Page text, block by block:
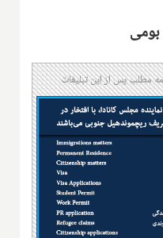
مطلب پس از این تبلیغات